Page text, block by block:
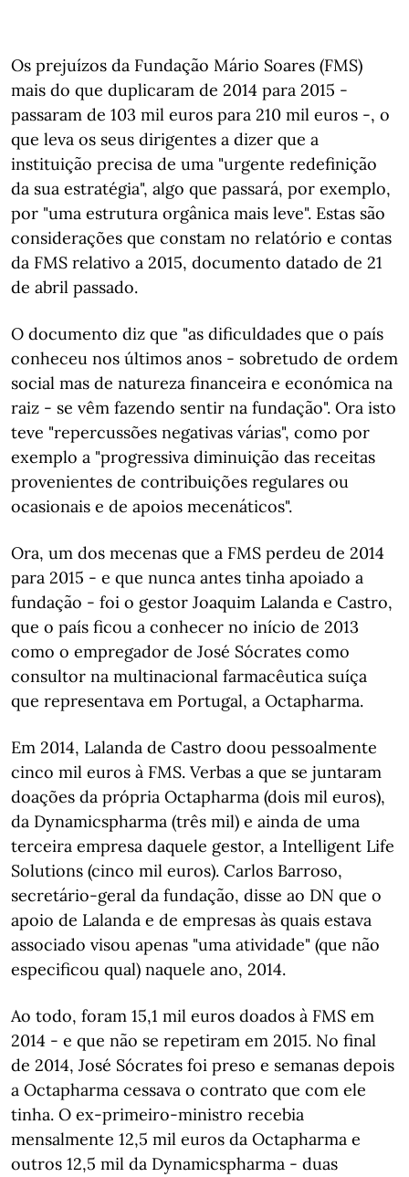
Os prejuízos da Fundação Mário Soares (FMS)
mais do que duplicaram de 2014 para 2015 -
passaram de 103 mil euros para 210 mil euros -, o
que leva os seus dirigentes a dizer que a
instituição precisa de uma "urgente redefinição
da sua estratégia", algo que passará, por exemplo,
por "uma estrutura orgânica mais leve". Estas são
considerações que constam no relatório e contas
da FMS relativo a 2015, documento datado de 21
de abril passado.
O documento diz que "as dificuldades que o país
conheceu nos últimos anos - sobretudo de ordem
social mas de natureza financeira e económica na
raiz - se vêm fazendo sentir na fundação". Ora isto
teve "repercussões negativas várias", como por
exemplo a "progressiva diminuição das receitas
provenientes de contribuições regulares ou
ocasionais e de apoios mecenáticos".
Ora, um dos mecenas que a FMS perdeu de 2014
para 2015 - e que nunca antes tinha apoiado a
fundação - foi o gestor Joaquim Lalanda e Castro,
que o país ficou a conhecer no início de 2013
como o empregador de José Sócrates como
consultor na multinacional farmacêutica suíça
que representava em Portugal, a Octapharma.
Em 2014, Lalanda de Castro doou pessoalmente
cinco mil euros à FMS. Verbas a que se juntaram
doações da própria Octapharma (dois mil euros),
da Dynamicspharma (três mil) e ainda de uma
terceira empresa daquele gestor, a Intelligent Life
Solutions (cinco mil euros). Carlos Barroso,
secretário-geral da fundação, disse ao DN que o
apoio de Lalanda e de empresas às quais estava
associado visou apenas "uma atividade" (que não
especificou qual) naquele ano, 2014.
Ao todo, foram 15,1 mil euros doados à FMS em
2014 - e que não se repetiram em 2015. No final
de 2014, José Sócrates foi preso e semanas depois
a Octapharma cessava o contrato que com ele
tinha. O ex-primeiro-ministro recebia
mensalmente 12,5 mil euros da Octapharma e
outros 12,5 mil da Dynamicspharma - duas